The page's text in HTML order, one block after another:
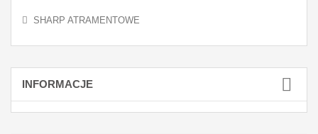
SHARP ATRAMENTOWE
INFORMACJE